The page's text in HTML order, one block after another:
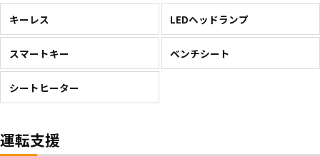
キーレス LEDヘッドランプ
スマートキー ベンチシート
シートヒーター
運転支援